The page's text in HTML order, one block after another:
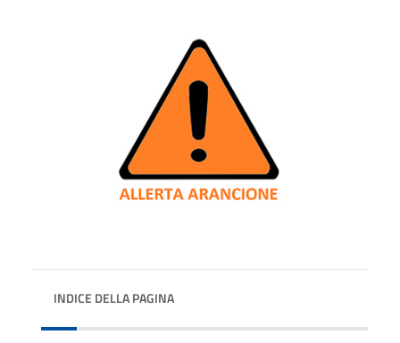
INDICE DELLA PAGINA